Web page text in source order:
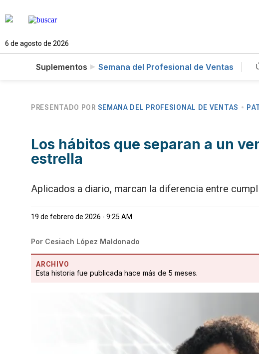
6 de agosto de 2026
Suplementos Semana del Profesional de Ventas
PRESENTADO POR SEMANA DEL PROFESIONAL DE VENTAS
Los hábitos que separan a un
estrella
Aplicados a diario, marcan la diferencia entre
19 de febrero de 2026 - 9:25 AM
Por Cesiach López Maldonado
ARCHIVO
Esta historia fue publicada hace más de 5 meses.